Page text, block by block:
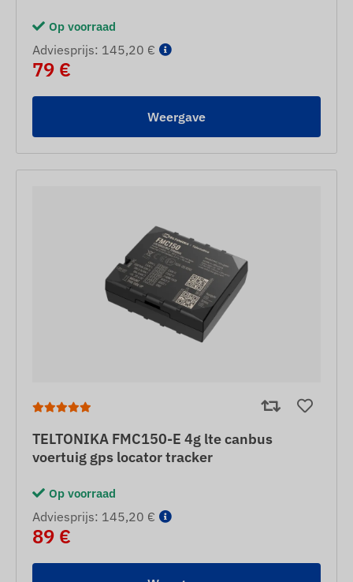
Op voorraad
Adviesprijs: 145,20 €
79 €
Weergave
TELTONIKA FMC150-E 4g lte canbus
voertuig gps locator tracker
Op voorraad
Adviesprijs: 145,20 €
89 €